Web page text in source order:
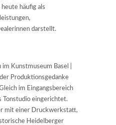
häufig als
darstellt.
im Kunstmuseum Basel |
Produktionsgedanke
im Eingangsbereich
Tonstudio eingerichtet.
mit einer Druckwerkstatt,
Heidelberger